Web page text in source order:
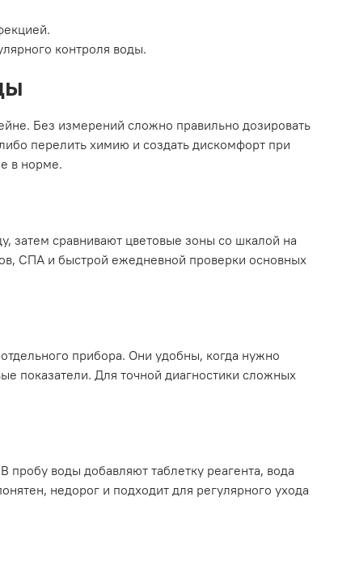
контроля воды.
Без измерений сложно правильно дозировать
перелить химию и создать дискомфорт при
в норме.
затем сравнивают цветовые зоны со шкалой на
СПА и быстрой ежедневной проверки основных
прибора. Они удобны, когда нужно
показатели. Для точной диагностики сложных
воды добавляют таблетку реагента, вода
недорог и подходит для регулярного ухода